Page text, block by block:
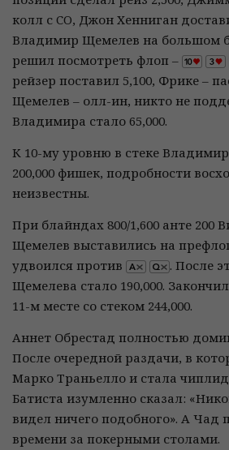
колл с CO, Джон Хенниган
Владимир Щемелев на большом
решил посмотреть флоп –
рейзер поставил 5,100, Фрике –
Щемелев – олл-ин, никто не
Владимира стало 65,000.
К 10-му уровню в стеке
200,000 фишек, подробности
неизвестны.
При блайндах 800/1,600 анте 200
Щемелев выставились на
удвоился против
. После
Щемелева стало 190,000.
11-м месте со стеком 244,000.
Аннет Обрестад полностью
После очередной раздачи, в
Марко Траньелло и стала
Батиста изумленно сказал:
видел ничего подобного». А Чад
времени за покерными столами.